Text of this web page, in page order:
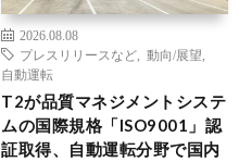
2026.08.08
プレスリリースなど
動向/展望
自動運転
T2が品質マネジメントシステ
ムの国際規格「ISO9001」認
証取得、自動運転分野で国内